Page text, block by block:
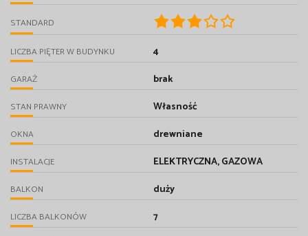
STANDARD
LICZBA PIĘTER W BUDYNKU 4
GARAŻ brak
STAN PRAWNY Własność
OKNA drewniane
INSTALACJE ELEKTRYCZNA, GAZOWA
BALKON duży
LICZBA BALKONÓW 7